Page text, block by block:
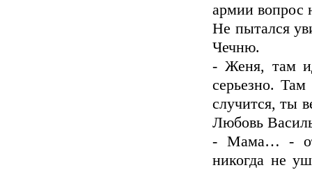
армии вопрос
Не пытался
Чечню.
- Женя, там
серьезно.
случится, ты
Любовь
- Мама… -
никогда не